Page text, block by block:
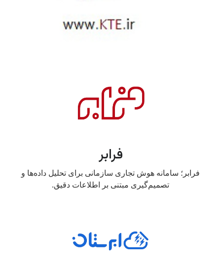
فرابر
فرابر؛ سامانه هوش تجاری سازمانی برای تحلیل داده‌ها و
تصمیم‌گیری مبتنی بر اطلاعات دقیق.